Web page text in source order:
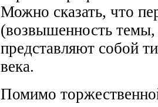
Можно сказать, что
(возвышенность
представляют собой
века.
Помимо